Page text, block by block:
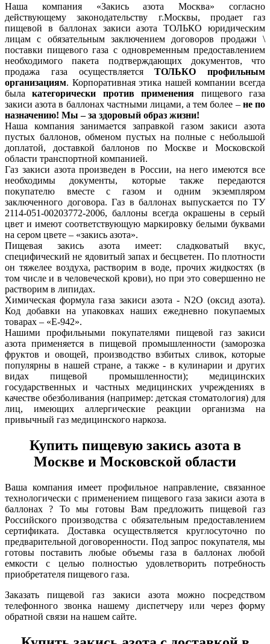
Наша компания «Закись азота Москва» согласно
действующему законодательству г.Москвы, продает газ
пищевой в баллонах закиси азота ТОЛЬКО юридическим
лицам с обязательным заключением договоров продажи \
поставки пищевого газа с одновременным предоставлением
необходимого пакета подтверждающих документов, что
продажа газа осуществляетсяТОЛЬКО профильным
организациям. Корпоративная этика нашей компании всегда
былакатегорически против применения пищевого газа
закиси азота в баллонах частными лицами, а тем более – не по
назначению! Мы – за здоровый образ жизни!
Наша компания занимается заправкой газом закиси азота
пустых баллонов, обменом пустых на полные с небольшой
доплатой, доставкой баллонов по Москве и Московской
области транспортной компанией.
Газ закиси азота произведен в России, на него имеются все
необходимы документы, которые также передаются
покупателю вместе с газом и одним экземпляром
заключенного договора. Газ в баллонах выпускается по ТУ
2114-051-00203772-2006, баллоны всегда окрашены в серый
цвет и имеют соответствующую маркировку белыми буквами
на сером цвете – «закись азота».
Пищевая закись азота имеет: сладковатый вкус,
специфический не ядовитый запах и бесцветен. По плотности
он тяжелее воздуха, растворим в воде, прочих жидкостях (в
том числе и в человеческой крови), но при это совершенно не
растворим в липидах.
Химическая формула газа закиси азота - N2O (оксид азота).
Код добавки на упаковках наших ежедневно покупаемых
товарах – «Е-942».
Нашими профильными покупателями пищевой газ закиси
азота применяется в пищевой промышленности (заморозка
фруктов и овощей, производство взбитых сливок, которые
популярны в нашей стране, а также - в кулинарии и других
видах пищевой промышленности); медицинских
государственных и частных медицинских учреждениях в
качестве обезболивания (например: детская стоматология) для
лиц, имеющих аллергические реакции организма на
привычный газ медицинского наркоза.
Купить пищевую закись азота в
Москве и Московской области
Ваша компания имеет профильное направление, связанное
технологически с применением пищевого газа закиси азота в
баллонах ? То мы готовы Вам предложить пищевой газ
Российского производства с обязательным предоставлением
сертификата. Доставка осуществляется круглосуточно по
предварительной договоренности. Под запрос покупателя, мы
готовы поставить любые объемы газа в баллонах любой
емкости с целью полностью удовлетворить потребность
приобретателя пищевого газа.
Заказать пищевой газ закиси азота можно посредством
телефонного звонка нашему диспетчеру или через форму
обратной связи на нашем сайте.